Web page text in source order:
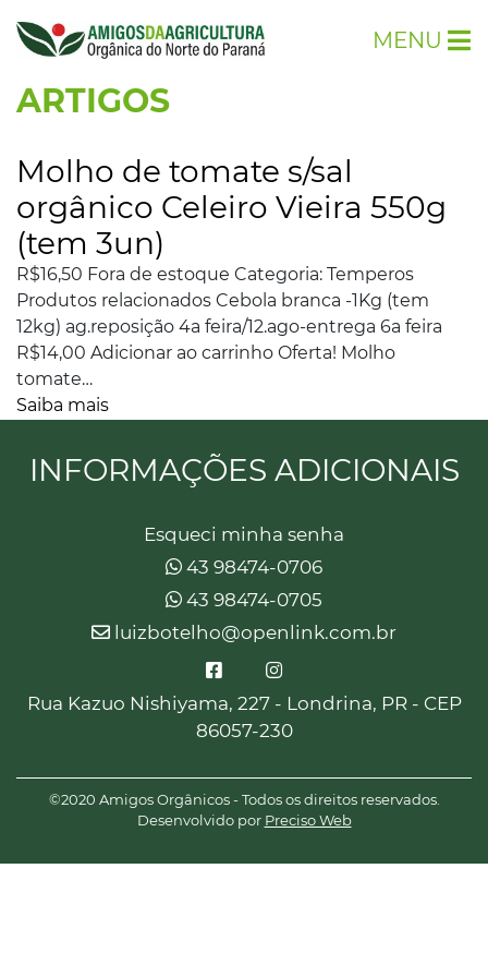
MENU
ARTIGOS
Molho de tomate s/sal
orgânico Celeiro Vieira 550g
(tem 3un)
R$16,50 Fora de estoque Categoria: Temperos
Produtos relacionados Cebola branca -1Kg (tem
12kg) ag.reposição 4a feira/12.ago-entrega 6a feira
R$14,00 Adicionar ao carrinho Oferta! Molho
tomate…
Saiba mais
INFORMAÇÕES ADICIONAIS
Esqueci minha senha
43 98474-0706
43 98474-0705
luizbotelho@openlink.com.br
Rua Kazuo Nishiyama, 227 - Londrina, PR - CEP
86057-230
©2020 Amigos Orgânicos - Todos os direitos reservados.
Desenvolvido por Preciso Web